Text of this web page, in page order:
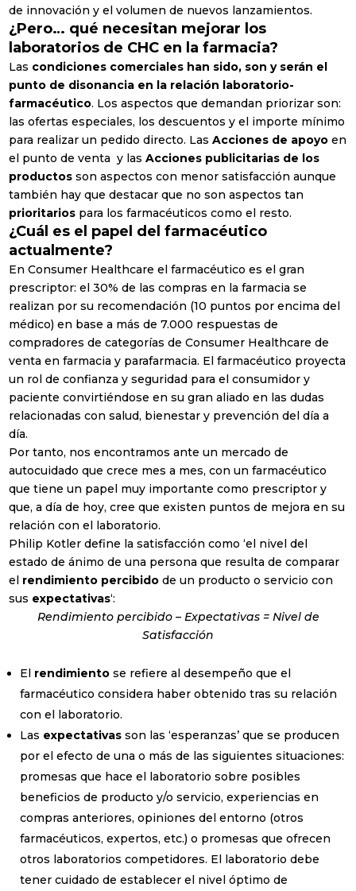
de innovación y el volumen de nuevos lanzamientos.
¿Pero… qué necesitan mejorar los
laboratorios de CHC en la farmacia?
Las condiciones comerciales han sido, son y serán el
punto de disonancia en la relación laboratorio-
farmacéutico. Los aspectos que demandan priorizar son:
las ofertas especiales, los descuentos y el importe mínimo
para realizar un pedido directo. LasAcciones de apoyoen
el punto de venta y lasAcciones publicitarias de los
productos son aspectos con menor satisfacción aunque
también hay que destacar que no son aspectos tan
prioritarios para los farmacéuticos como el resto.
¿Cuál es el papel del farmacéutico
actualmente?
En Consumer Healthcare el farmacéutico es el gran
prescriptor: el 30% de las compras en la farmacia se
realizan por su recomendación (10 puntos por encima del
médico) en base a más de 7.000 respuestas de
compradores de categorías de Consumer Healthcare de
venta en farmacia y parafarmacia. El farmacéutico proyecta
un rol de confianza y seguridad para el consumidor y
paciente convirtiéndose en su gran aliado en las dudas
relacionadas con salud, bienestar y prevención del día a
día.
Por tanto, nos encontramos ante un mercado de
autocuidado que crece mes a mes, con un farmacéutico
que tiene un papel muy importante como prescriptor y
que, a día de hoy, cree que existen puntos de mejora en su
relación con el laboratorio.
Philip Kotler define la satisfacción como ‘el nivel del
estado de ánimo de una persona que resulta de comparar
el rendimiento percibido de un producto o servicio con
sus expectativas‘:
Rendimiento percibido – Expectativas = Nivel de
Satisfacción
El rendimiento se refiere al desempeño que el
farmacéutico considera haber obtenido tras su relación
con el laboratorio.
Las expectativas son las ‘esperanzas’ que se producen
por el efecto de una o más de las siguientes situaciones:
promesas que hace el laboratorio sobre posibles
beneficios de producto y/o servicio, experiencias en
compras anteriores, opiniones del entorno (otros
farmacéuticos, expertos, etc.) o promesas que ofrecen
otros laboratorios competidores. El laboratorio debe
tener cuidado de establecer el nivel óptimo de
Prefiero recibir Newsletter en
Español
English
Sector laboral
Banca & Seguros
Petcare
Educación
FMCG (Bienes de
Gran Consumo)
Healthcare
Real Estate
Retails | Shopping
Center
Turismo y ocio
Otros
Política de Privacidad
He leído y acepto la Política de Privacidad
(ver política de privacidad)